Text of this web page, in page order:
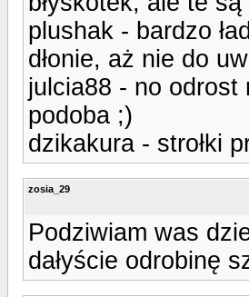
plushak - bardzo
dłonie, aż nie do
julcia88 - no odrost
podoba ;)
dzikakura - strołki
zosia_29
Podziwiam was
dałyście odrobinę